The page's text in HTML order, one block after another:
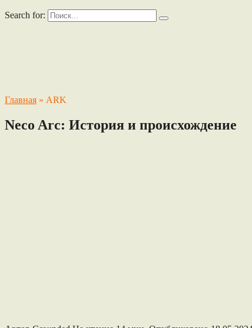
Search for:
Главная » ARK
Neco Arc: История и происхождение